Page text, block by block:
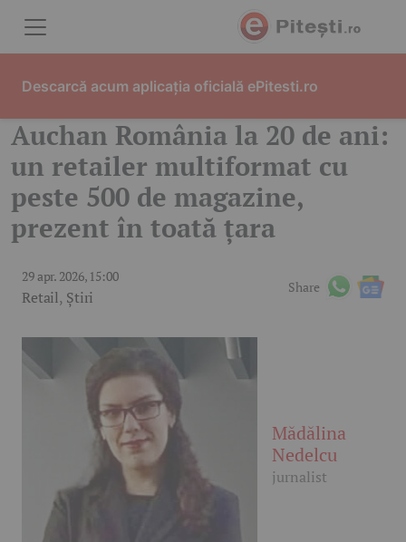
Auchan România la 20 de ani:
un retailer multiformat cu
peste 500 de magazine,
prezent în toată țara
29 apr. 2026, 15:00
Retail, Știri
Share
Mădălina
Nedelcu
jurnalist
Descarcă acum aplicația oficială ePitesti.ro